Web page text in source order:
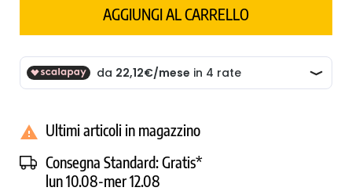
AGGIUNGI AL CARRELLO
 Ultimi articoli in magazzino
Consegna Standard:Gratis*
lun 10.08-mer 12.08